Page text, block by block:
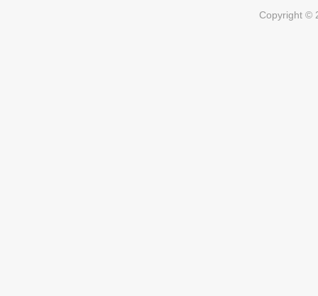
Copyright ©